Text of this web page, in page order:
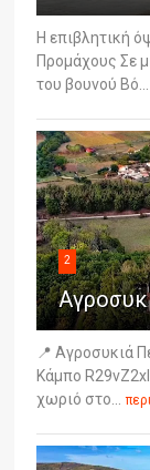
Η επιβλητική
Προμάχους Σε
του βουνού Βό...
2
📍 Αγροσυκιά
Κάμπο
χωριό στο...